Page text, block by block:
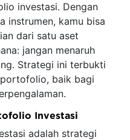
investasi. Dengan
instrumen, kamu bisa
dari satu aset
jangan menaruh
Strategi ini terbukti
baik bagi
Investasi
adalah strategi